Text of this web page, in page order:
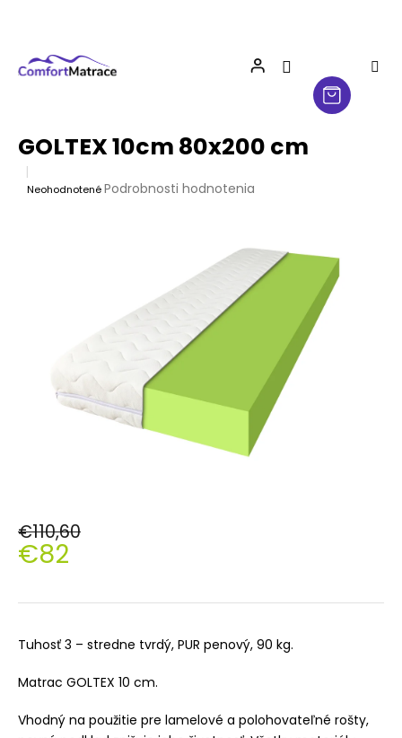
GOLTEX 10cm 80x200 cm
Priemerné
NeohodnotenéPodrobnosti hodnotenia
€110,60
€82
cena:
Tuhosť 3 – stredne tvrdý, PUR penový, 90 kg.
Matrac GOLTEX 10 cm.
Vhodný na použitie pre lamelové a polohovateľné rošty,